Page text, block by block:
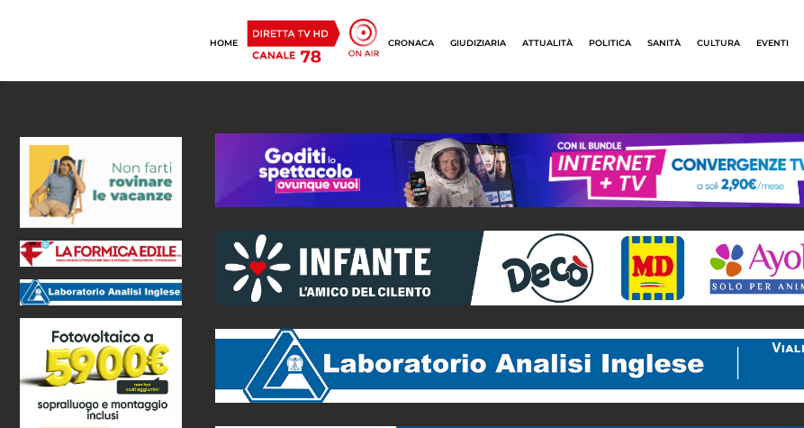
HOME CRONACA GIUDIZIARIA ATTUALITÀ POLITICA SANITÀ CULTURA EVENTI